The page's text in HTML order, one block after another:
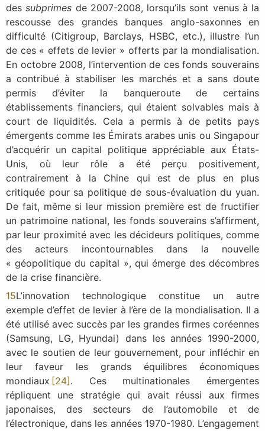
dessubprimes de 2007-2008, lorsqu’ils sont venus à la
rescousse des grandes banques anglo-saxonnes en
difficulté (Citigroup, Barclays, HSBC, etc.), illustre l’un
de ces « effets de levier » offerts par la mondialisation.
En octobre 2008, l’intervention de ces fonds souverains
a contribué à stabiliser les marchés et a sans doute
permis d’éviter la banqueroute de certains
établissements financiers, qui étaient solvables mais à
court de liquidités. Cela a permis à de petits pays
émergents comme les Émirats arabes unis ou Singapour
d’acquérir un capital politique appréciable aux États-
Unis, où leur rôle a été perçu positivement,
contrairement à la Chine qui est de plus en plus
critiquée pour sa politique de sous-évaluation du yuan.
De fait, même si leur mission première est de fructifier
un patrimoine national, les fonds souverains s’affirment,
par leur proximité avec les décideurs politiques, comme
des acteurs incontournables dans la nouvelle
« géopolitique du capital », qui émerge des décombres
de la crise financière.
15L’innovation technologique constitue un autre
exemple d’effet de levier à l’ère de la mondialisation. Il a
été utilisé avec succès par les grandes firmes coréennes
(Samsung, LG, Hyundai) dans les années 1990-2000,
avec le soutien de leur gouvernement, pour infléchir en
leur faveur les grands équilibres économiques
mondiaux [24] . Ces multinationales émergentes
répliquent une stratégie qui avait réussi aux firmes
japonaises, des secteurs de l’automobile et de
l’électronique, dans les années 1970-1980. L’engagement